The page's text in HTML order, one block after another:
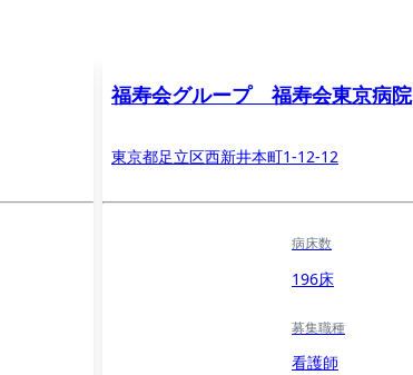
福寿会グループ 福寿会東京病院
東京都足立区西新井本町1-12-12
病床数
196床
募集職種
看護師